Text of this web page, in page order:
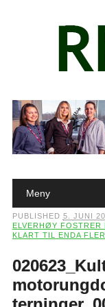
Main
Meny
PUBLISHED 5. JUNI
ELVERHØY
KLART TIL ENDA